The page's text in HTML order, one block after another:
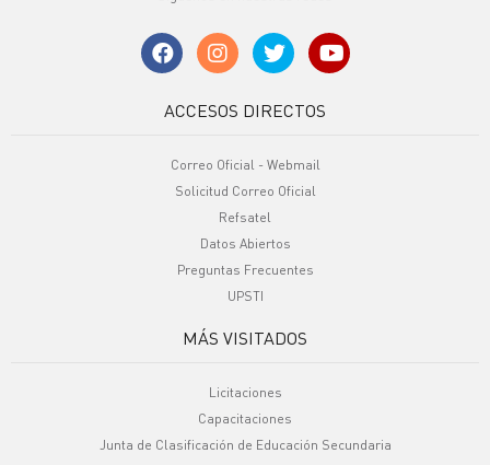
ACCESOS DIRECTOS
Correo Oficial - Webmail
Solicitud Correo Oficial
Refsatel
Datos Abiertos
Preguntas Frecuentes
UPSTI
MÁS VISITADOS
Licitaciones
Capacitaciones
Junta de Clasificación de Educación Secundaria